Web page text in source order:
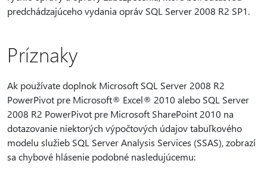
predchádzajúceho vydania opráv SQL Server 2008 R2 SP1.
Príznaky
Ak používate doplnok Microsoft SQL Server 2008 R2
PowerPivot pre Microsoft® Excel® 2010 alebo SQL Server
2008 R2 PowerPivot pre Microsoft SharePoint 2010 na
dotazovanie niektorých výpočtových údajov tabuľkového
modelu služieb SQL Server Analysis Services (SSAS), zobrazí
sa chybové hlásenie podobné nasledujúcemu: